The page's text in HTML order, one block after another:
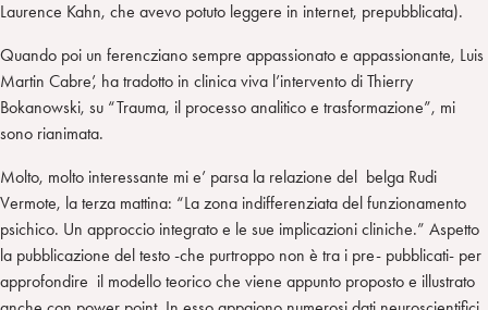
Laurence Kahn, che avevo potuto leggere in internet, prepubblicata).
Quando poi un ferencziano sempre appassionato e appassionante, Luis
Martin Cabre’, ha tradotto in clinica viva l’intervento di Thierry
Bokanowski, su “Trauma, il processo analitico e trasformazione”, mi
sono rianimata.
Molto, molto interessante mi e’ parsa la relazione del belga Rudi
Vermote, la terza mattina: “La zona indifferenziata del funzionamento
psichico. Un approccio integrato e le sue implicazioni cliniche.” Aspetto
la pubblicazione del testo -che purtroppo non è tra i pre- pubblicati- per
approfondire il modello teorico che viene appunto proposto e illustrato